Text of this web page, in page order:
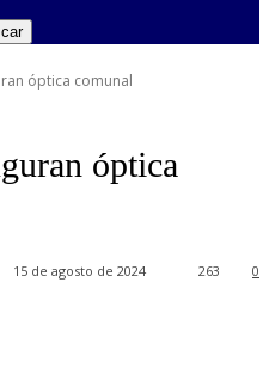
óptica comunal
óptica
15 de agosto de 2024 0
263